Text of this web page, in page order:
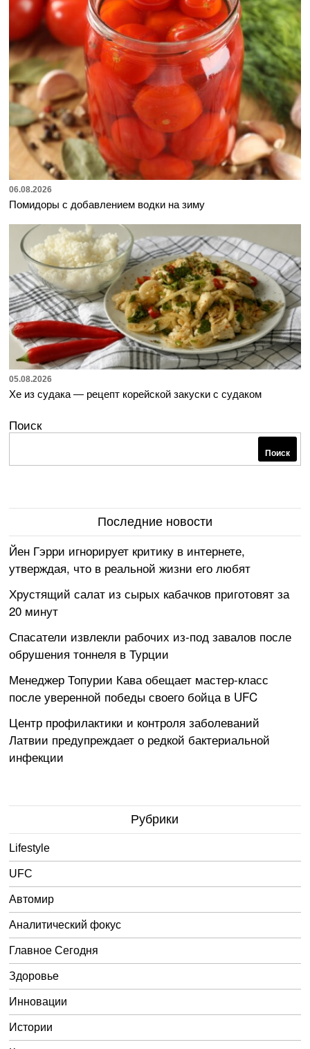
06.08.2026
Помидоры с добавлением водки на зиму
05.08.2026
Хе из судака — рецепт корейской закуски с судаком
Поиск
Поиск
Последние новости
Йен Гэрри игнорирует критику в интернете,
утверждая, что в реальной жизни его любят
Хрустящий салат из сырых кабачков приготовят за
20 минут
Спасатели извлекли рабочих из-под завалов после
обрушения тоннеля в Турции
Менеджер Топурии Кава обещает мастер-класс
после уверенной победы своего бойца в UFC
Центр профилактики и контроля заболеваний
Латвии предупреждает о редкой бактериальной
инфекции
Рубрики
Lifestyle
UFC
Автомир
Аналитический фокус
Главное Сегодня
Здоровье
Инновации
Истории